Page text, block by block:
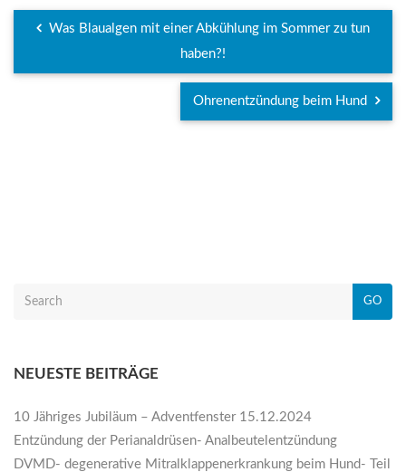
Was Blaualgen mit einer Abkühlung im Sommer zu tun
haben?!
Ohrenentzündung beim Hund
GO
NEUESTE BEITRÄGE
10 Jähriges Jubiläum – Adventfenster 15.12.2024
Entzündung der Perianaldrüsen- Analbeutelentzündung
DVMD- degenerative Mitralklappenerkrankung beim Hund- Teil